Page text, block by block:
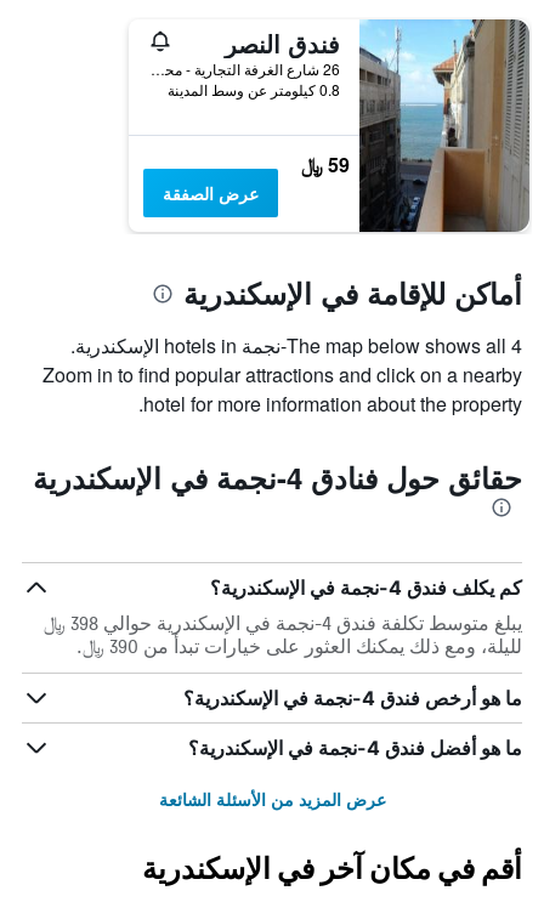
فندق النصر
26 شارع الغرفة التجارية - محطة الرمل, الإسكندرية, مصر
0.8 كيلومتر عن وسط المدينة
59 ﷼
عرض الصفقة
أماكن للإقامة في الإسكندرية
The map below shows all 4-نجمة hotels in الإسكندرية.
Zoom in to find popular attractions and click on a nearby
hotel for more information about the property.
حقائق حول فنادق 4-نجمة في الإسكندرية
كم يكلف فندق 4-نجمة في الإسكندرية؟
يبلغ متوسط تكلفة فندق 4-نجمة في الإسكندرية حوالي 398 ﷼
لليلة، ومع ذلك يمكنك العثور على خيارات تبدأ من 390 ﷼.
ما هو أرخص فندق 4-نجمة في الإسكندرية؟
ما هو أفضل فندق 4-نجمة في الإسكندرية؟
عرض المزيد من الأسئلة الشائعة
أقم في مكان آخر في الإسكندرية